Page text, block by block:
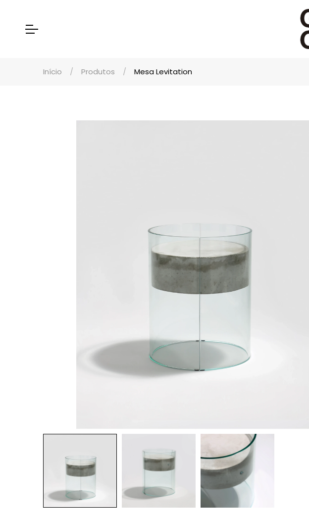
Início Produtos Mesa Levitation